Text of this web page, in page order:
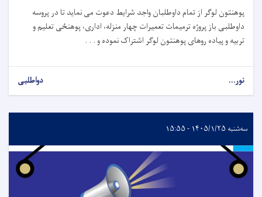
پوهنتون لوگر از تمام داوطلبان واجد شرایط دعوت می نماید تا در پروسه
داوطلبی باز پروژه ترمیمات تعمیرات چهار منزله، اداری، پوهنځی تعلیم و
تربیه و پیاده روهای پوهنتون لوگر اشتراک نموده و . . .
نور... دواطلبی
سه‌شنبه ۱۴۰۵/۱/۲۵ - ۱۵:۵۵